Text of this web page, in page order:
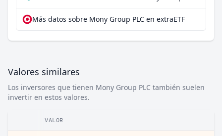
Más datos sobre Mony Group PLC en extraETF
Valores similares
Los inversores que tienen Mony Group PLC también suelen
invertir en estos valores.
VALOR